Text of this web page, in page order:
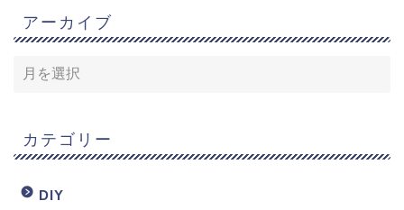
アーカイブ
カテゴリー
DIY